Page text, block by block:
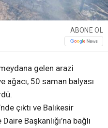
ABONE OL
gelen arazi
ağacı, 50 saman balyası
çıktı ve Balıkesir
Başkanlığı’na bağlı